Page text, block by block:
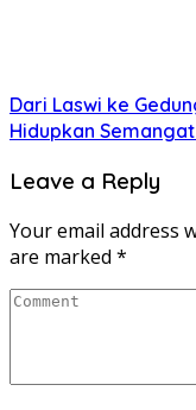
Dari Laswi ke
Hidupkan
Leave a Reply
Your email address
are marked *